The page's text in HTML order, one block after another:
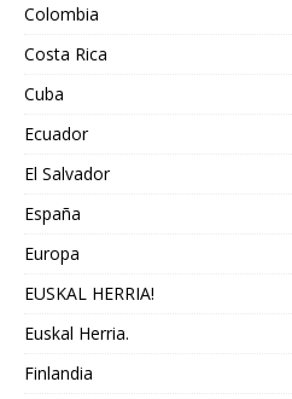
Colombia
Costa Rica
Cuba
Ecuador
El Salvador
España
Europa
EUSKAL HERRIA!
Euskal Herria.
Finlandia